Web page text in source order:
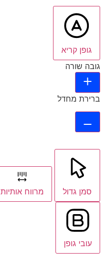
גופן קריא
גובה שורה
ברירת מחדל
סמן גדול מרווח אותיות
עובי גופן